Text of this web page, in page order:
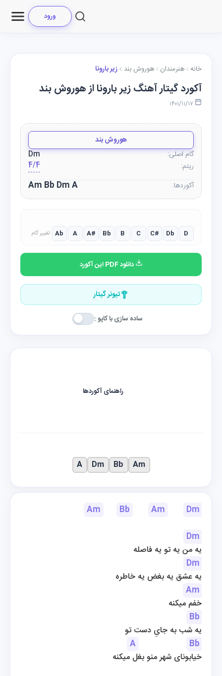
ورود
خانه هنرمندان هوروش بند زیر بارونا
آکورد گیتار آهنگ زیر بارونا از هوروش بند
هوروش بند
گام اصلی:
Dm
ریتم:
4/4
آکوردها:
Am Bb Dm A
تغییر گام: Ab A A# Bb B C C# Db D
دانلود PDF این آکورد
تیونر گیتار
ساده سازی با کاپو :
Am Bb Am
Dm
Dm
یه من یه تو یه فاصله
Dm
یه عشق یه بغض یه خاطره
Am
خفم میکنه
Bb
یه شب به جایِ دست تو
A
Bb
خیابونای شهر منو بغل میکنه
راهنمای آکوردها
Am
Bb
Dm
A